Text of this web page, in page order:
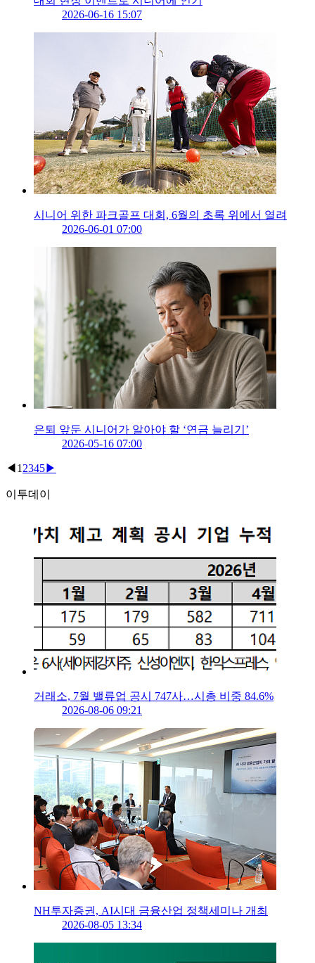
2026-06-16 15:07
시니어 위한 파크골프 대회, 6월의 초록 위에서 열려
2026-06-01 07:00
은퇴 앞둔 시니어가 알아야 할 ‘연금 늘리기’
2026-05-16 07:00
◀ 1 2345▶
이투데이
거래소, 7월 밸류업 공시 747사…시총 비중 84.6%
2026-08-06 09:21
NH투자증권, AI시대 금융산업 정책세미나 개최
2026-08-05 13:34